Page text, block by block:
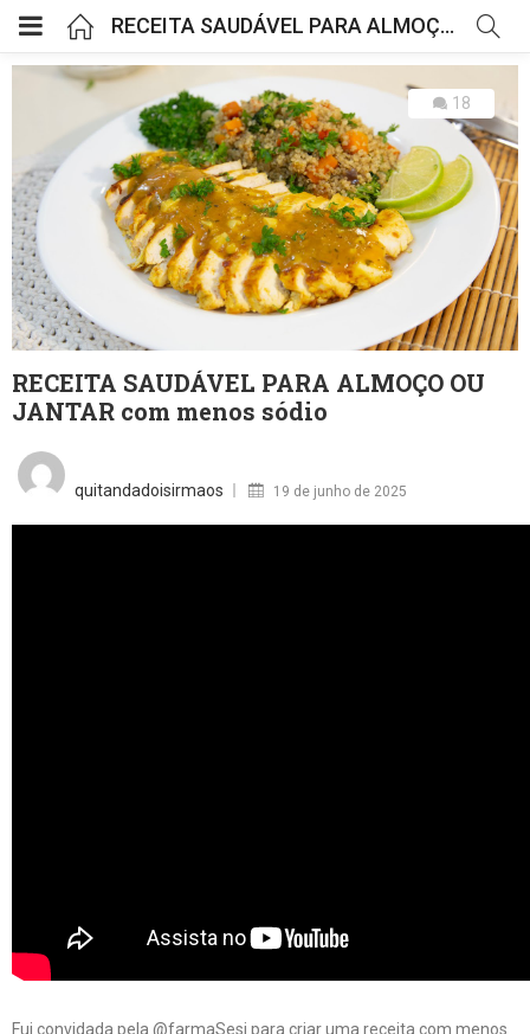
RECEITA SAUDÁVEL PARA ALMOÇO OU JANTAR com menos sódio
18
RECEITA SAUDÁVEL PARA ALMOÇO OU
JANTAR com menos sódio
quitandadoisirmaos 19 de junho de 2025
Fui convidada pela @farmaSesi para criar uma receita com menos